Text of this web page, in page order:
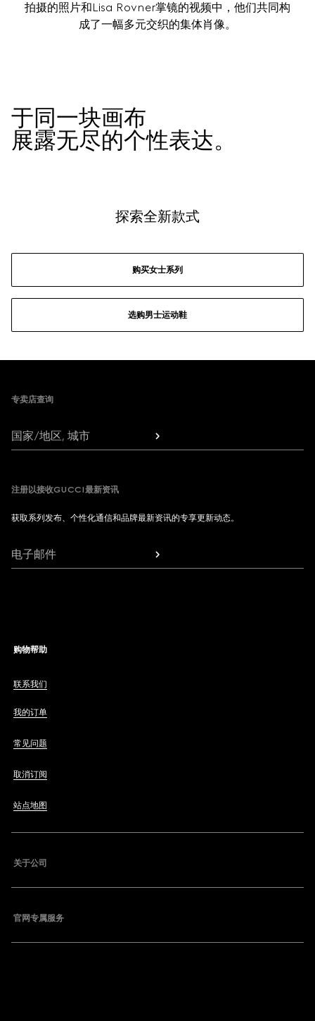
拍摄的照片和Lisa Rovner掌镜的视频中，他们共同构
成了一幅多元交织的集体肖像。
于同一块画布
展露无尽的个性表达。
探索全新款式
购买女士系列
选购男士运动鞋
专卖店查询
国家/地区, 城市
注册以接收GUCCI最新资讯
获取系列发布、个性化通信和品牌最新资讯的专享更新动态。
电子邮件
购物帮助
联系我们
我的订单
常见问题
取消订阅
站点地图
关于公司
官网专属服务